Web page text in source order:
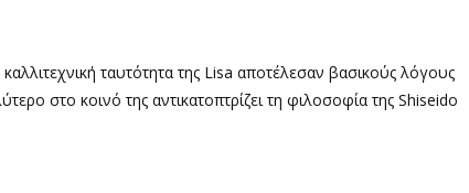
ταυτότητα της Lisa αποτέλεσαν βασικούς λόγους
στο κοινό της αντικατοπτρίζει τη φιλοσοφία της Shiseido